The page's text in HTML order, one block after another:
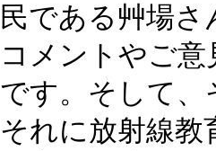
民である艸場
コメントやご
です。そして
それに放射線